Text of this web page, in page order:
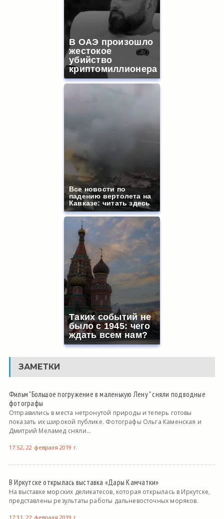
В ОАЭ произошло
жестокое
убийство
криптомиллионера
Все новости по
падению вертолета на
Кавказе: читать здесь
Таких событий не
было с 1945: чего
ждать всем нам?
ЗАМЕТКИ
Фильм "Большое погружение в маленькую Лену " сняли подводные
фотографы
Отправились в места нетронутой природы и теперь готовы
показать их широкой публике. Фотографы Ольга Каменская и
Дмитрий Меламед сняли...
17:52, 22 февраля 2019 г.
В Иркутске открылась выставка «Дары Камчатки»
На выставке морских деликатесов, которая открылась в Иркутске,
представлены результаты работы дальневосточных моряков.
17:31, 22 февраля 2019 г.